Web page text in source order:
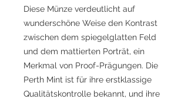
Diese Münze verdeutlicht auf
wunderschöne Weise den Kontrast
zwischen dem spiegelglatten Feld
und dem mattierten Porträt, ein
Merkmal von Proof-Prägungen. Die
Perth Mint ist für ihre erstklassige
Qualitätskontrolle bekannt, und ihre